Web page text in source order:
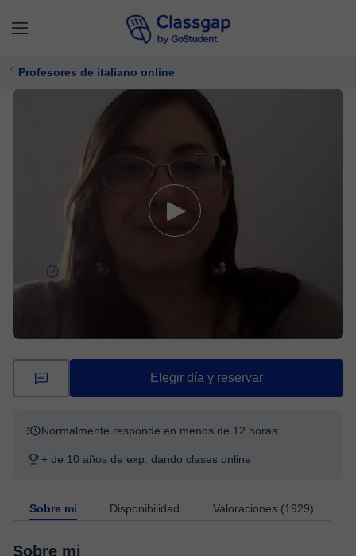
Profesores de italiano online
Elegir día y reservar
Normalmente responde en menos de 12 horas
+ de 10 años de exp. dando clases online
Sobre mi Disponibilidad Valoraciones (1929)
Sobre mi